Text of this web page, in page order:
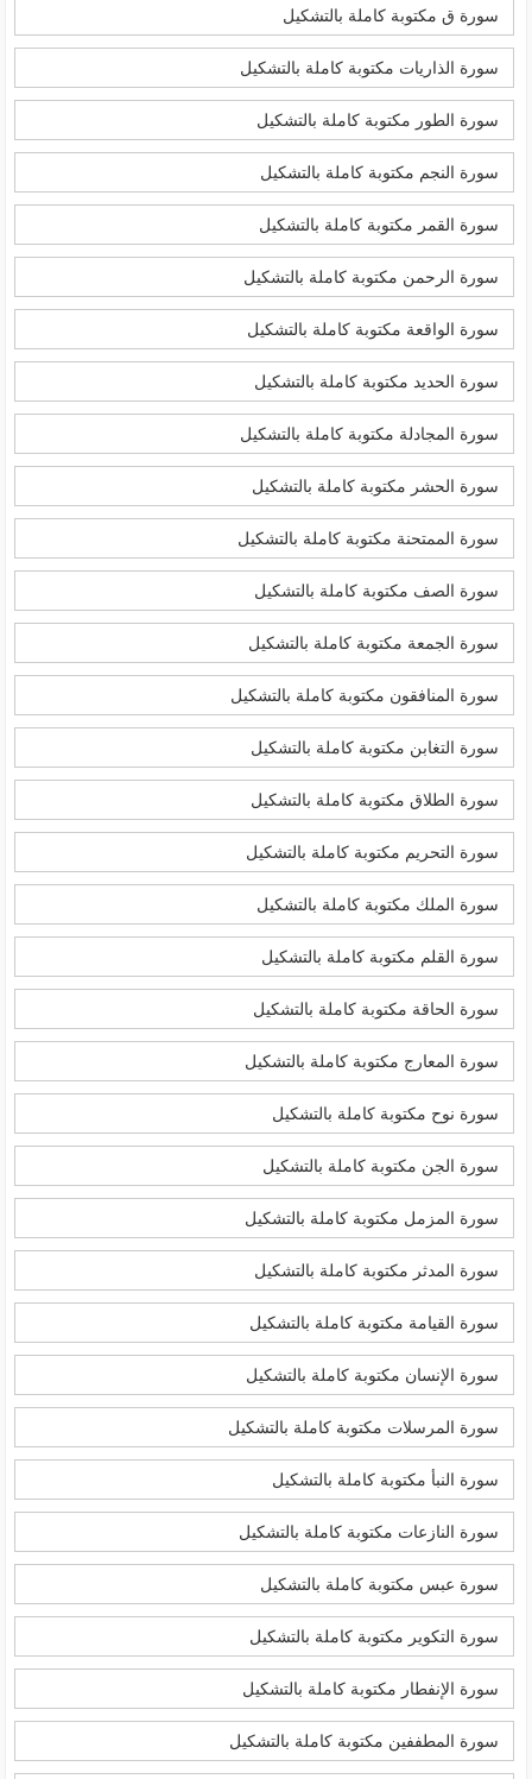
سورة ق مكتوبة كاملة بالتشكيل
سورة الذاريات مكتوبة كاملة بالتشكيل
سورة الطور مكتوبة كاملة بالتشكيل
سورة النجم مكتوبة كاملة بالتشكيل
سورة القمر مكتوبة كاملة بالتشكيل
سورة الرحمن مكتوبة كاملة بالتشكيل
سورة الواقعة مكتوبة كاملة بالتشكيل
سورة الحديد مكتوبة كاملة بالتشكيل
سورة المجادلة مكتوبة كاملة بالتشكيل
سورة الحشر مكتوبة كاملة بالتشكيل
سورة الممتحنة مكتوبة كاملة بالتشكيل
سورة الصف مكتوبة كاملة بالتشكيل
سورة الجمعة مكتوبة كاملة بالتشكيل
سورة المنافقون مكتوبة كاملة بالتشكيل
سورة التغابن مكتوبة كاملة بالتشكيل
سورة الطلاق مكتوبة كاملة بالتشكيل
سورة التحريم مكتوبة كاملة بالتشكيل
سورة الملك مكتوبة كاملة بالتشكيل
سورة القلم مكتوبة كاملة بالتشكيل
سورة الحاقة مكتوبة كاملة بالتشكيل
سورة المعارج مكتوبة كاملة بالتشكيل
سورة نوح مكتوبة كاملة بالتشكيل
سورة الجن مكتوبة كاملة بالتشكيل
سورة المزمل مكتوبة كاملة بالتشكيل
سورة المدثر مكتوبة كاملة بالتشكيل
سورة القيامة مكتوبة كاملة بالتشكيل
سورة الإنسان مكتوبة كاملة بالتشكيل
سورة المرسلات مكتوبة كاملة بالتشكيل
سورة النبأ مكتوبة كاملة بالتشكيل
سورة النازعات مكتوبة كاملة بالتشكيل
سورة عبس مكتوبة كاملة بالتشكيل
سورة التكوير مكتوبة كاملة بالتشكيل
سورة الإنفطار مكتوبة كاملة بالتشكيل
سورة المطففين مكتوبة كاملة بالتشكيل